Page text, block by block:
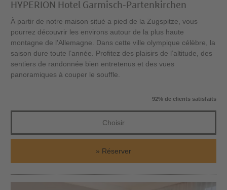
HYPERION Hotel Garmisch-Partenkirchen
À partir de notre maison situé a pied de la Zugspitze, vous
pourrez découvrir les environs autour de la plus haute
montagne de l'Allemagne. Dans cette ville olympique célèbre, la
saison dure toute l’année. Profitez des plaisirs de l’altitude, des
sentiers de randonnée bien entretenus et des vues
panoramiques à couper le souffle.
92% de clients satisfaits
Choisir
Réserver